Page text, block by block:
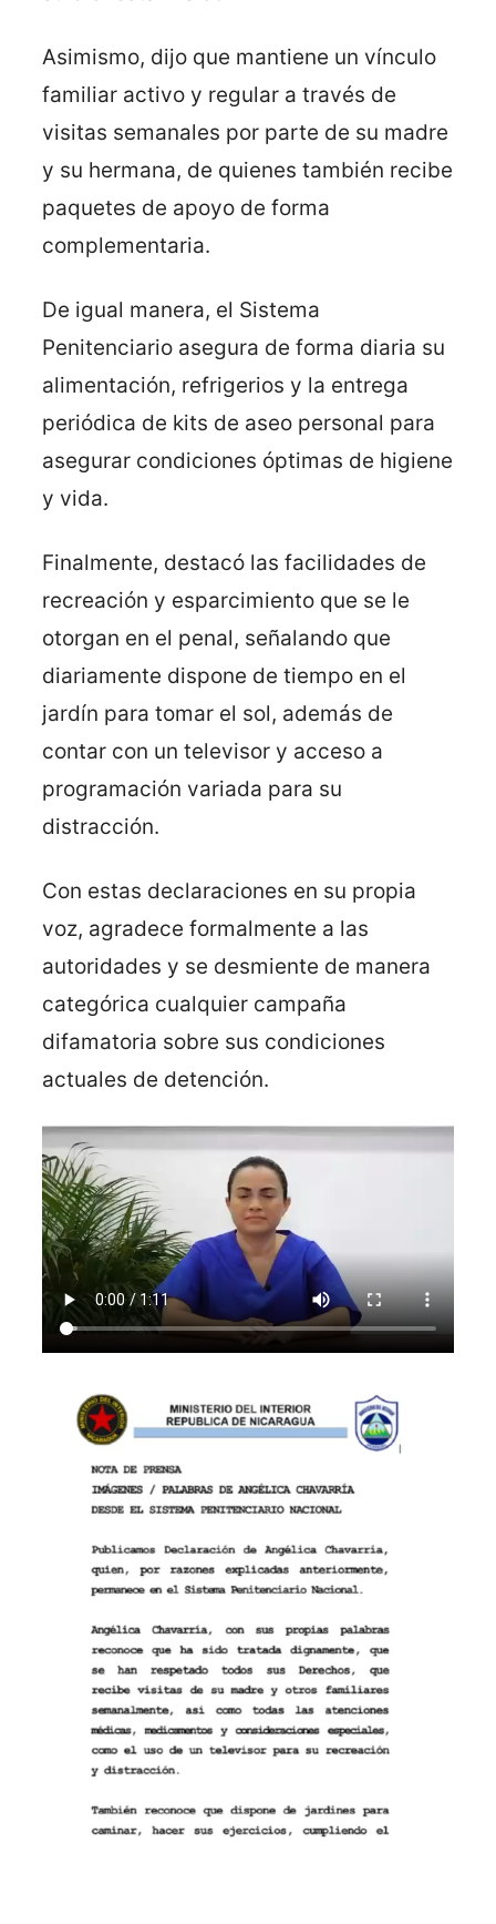
Asimismo, dijo que mantiene un vínculo
familiar activo y regular a través de
visitas semanales por parte de su madre
y su hermana, de quienes también recibe
paquetes de apoyo de forma
complementaria.
De igual manera, el Sistema
Penitenciario asegura de forma diaria su
alimentación, refrigerios y la entrega
periódica de kits de aseo personal para
asegurar condiciones óptimas de higiene
y vida.
Finalmente, destacó las facilidades de
recreación y esparcimiento que se le
otorgan en el penal, señalando que
diariamente dispone de tiempo en el
jardín para tomar el sol, además de
contar con un televisor y acceso a
programación variada para su
distracción.
Con estas declaraciones en su propia
voz, agradece formalmente a las
autoridades y se desmiente de manera
categórica cualquier campaña
difamatoria sobre sus condiciones
actuales de detención.